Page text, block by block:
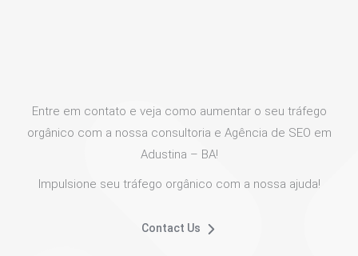
Entre em contato e veja como aumentar o seu tráfego
orgânico com a nossa consultoria e Agência de SEO em
Adustina – BA!
Impulsione seu tráfego orgânico com a nossa ajuda!
Contact Us